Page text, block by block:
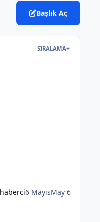
Başlık Aç
SIRALAMA
6 MayısMay 6